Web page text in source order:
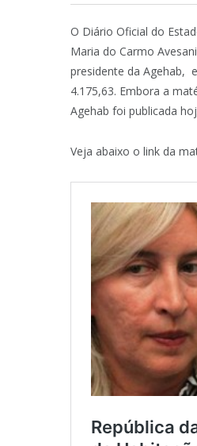
O Diário Oficial do
Maria do Carmo
presidente da Agehab,
4.175,63. Embora a
Agehab foi publicada
Veja abaixo o link da